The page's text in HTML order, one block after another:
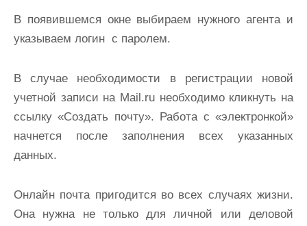
В появившемся окне выбираем нужного агента и
указываем логин с паролем.
В случае необходимости в регистрации новой
учетной записи на Mail.ru необходимо кликнуть на
ссылку «Создать почту». Работа с «электронкой»
начнется после заполнения всех указанных
данных.
Онлайн почта пригодится во всех случаях жизни.
Она нужна не только для личной или деловой